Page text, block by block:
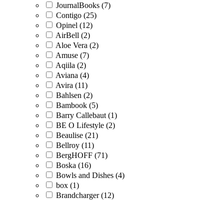
JournalBooks (7)
Contigo (25)
Opinel (12)
AirBell (2)
Aloe Vera (2)
Amuse (7)
Aqiila (2)
Aviana (4)
Avira (11)
Bahlsen (2)
Bambook (5)
Barry Callebaut (1)
BE O Lifestyle (2)
Beaulise (21)
Bellroy (11)
BergHOFF (71)
Boska (16)
Bowls and Dishes (4)
box (1)
Brandcharger (12)